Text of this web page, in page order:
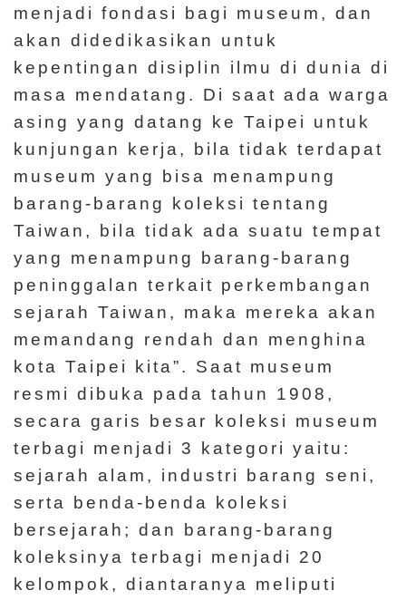
n
K
o
l
e
k
s
i
d
a
n
P
e
n
menjadi fondasi bagi museum, dan
akan didedikasikan untuk
kepentingan disiplin ilmu di dunia di
masa mendatang. Di saat ada warga
asing yang datang ke Taipei untuk
kunjungan kerja, bila tidak terdapat
museum yang bisa menampung
barang-barang koleksi tentang
Taiwan, bila tidak ada suatu tempat
yang menampung barang-barang
peninggalan terkait perkembangan
sejarah Taiwan, maka mereka akan
memandang rendah dan menghina
kota Taipei kita”. Saat museum
resmi dibuka pada tahun 1908,
secara garis besar koleksi museum
terbagi menjadi 3 kategori yaitu:
sejarah alam, industri barang seni,
serta benda-benda koleksi
bersejarah; dan barang-barang
koleksinya terbagi menjadi 20
kelompok, diantaranya meliputi